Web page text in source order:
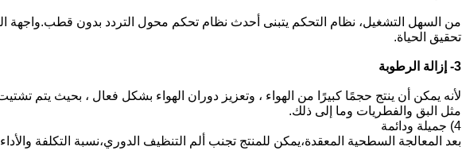
من السهل التشغيل، نظام التحكم يتبنى أحدث نظام تحكم محول التردد بدون قطب.واجهة
تحقيق الحياة.
3- إزالة الرطوبة
لأنه يمكن أن ينتج حجمًا كبيرًا من الهواء ، وتعزيز دوران الهواء بشكل فعال ، بحيث يتم
مثل البق والفطريات وما إلى ذلك.
4) جميلة ودائمة
بعد المعالجة السطحية المعقدة،يمكن للمنتج تجنب ألم التنظيف الدوري،نسبة التكلفة والأداء